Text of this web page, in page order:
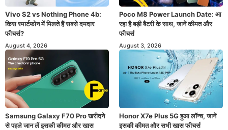
Vivo S2 vs Nothing Phone 4b:
किस स्मार्टफोन में मिलते हैं सबसे दमदार
फीचर्स?
August 4, 2026
Poco M8 Power Launch Date: आ
रहा है बड़ी बैटरी के साथ, जानें कीमत और
फीचर्स
August 3, 2026
Samsung Galaxy F70 Pro खरीदने
से पहले जान लें इसकी कीमत और खास
Honor X7e Plus 5G हुआ लॉन्च, जानें
इसकी कीमत और सभी खास फीचर्स